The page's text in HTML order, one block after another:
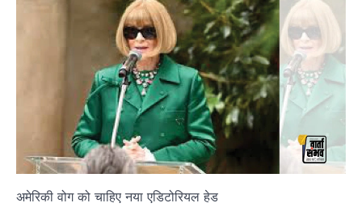
अमेरिकी वोग को चाहिए नया एडिटोरियल हेड